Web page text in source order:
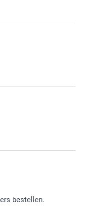
bestellen.